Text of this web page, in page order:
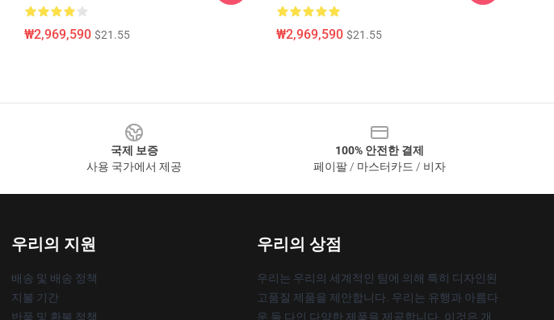
₩2,969,590 $21.55 ₩2,969,590 $21.55
국제 보증
사용 국가에서 제공
100% 안전한 결제
페이팔 / 마스터카드 / 비자
우리의 지원
배송 및 배송 정책
지불 기간
반품 및 환불 정책
우리의 상점
우리는 우리의 세계적인 팀에 의해 특히 디자인된
고품질 제품을 제안합니다. 우리는 유행과 아름다
운 둘 다인 다양한 제품을 제공합니다. 이것은 개